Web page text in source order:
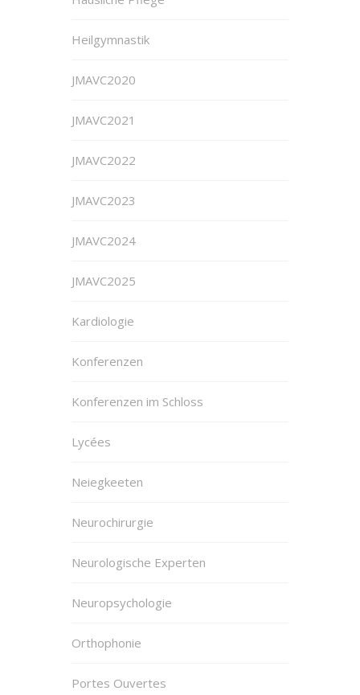
Heilgymnastik
JMAVC2020
JMAVC2021
JMAVC2022
JMAVC2023
JMAVC2024
JMAVC2025
Kardiologie
Konferenzen
Konferenzen im Schloss
Lycées
Neiegkeeten
Neurochirurgie
Neurologische Experten
Neuropsychologie
Orthophonie
Portes Ouvertes